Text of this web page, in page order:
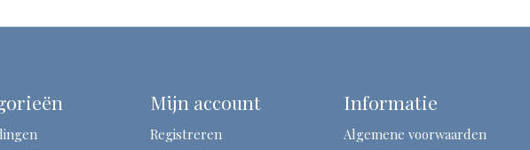
Mijn account
Registreren
Informatie
Algemene voorwaarden